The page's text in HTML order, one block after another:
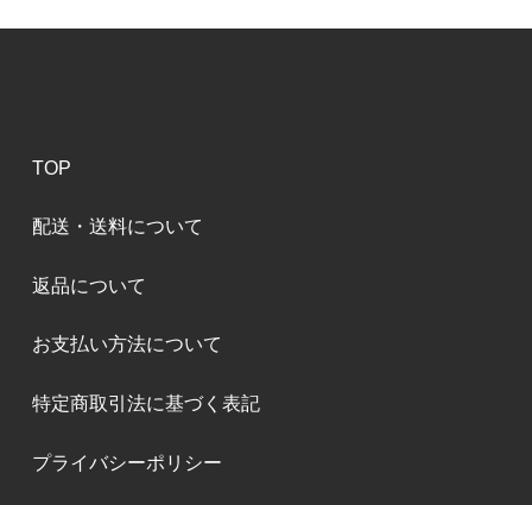
TOP
配送・送料について
返品について
お支払い方法について
特定商取引法に基づく表記
プライバシーポリシー